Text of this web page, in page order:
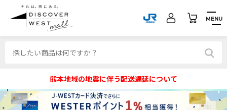
MENU
熊本地域の地震に伴う配送遅延について